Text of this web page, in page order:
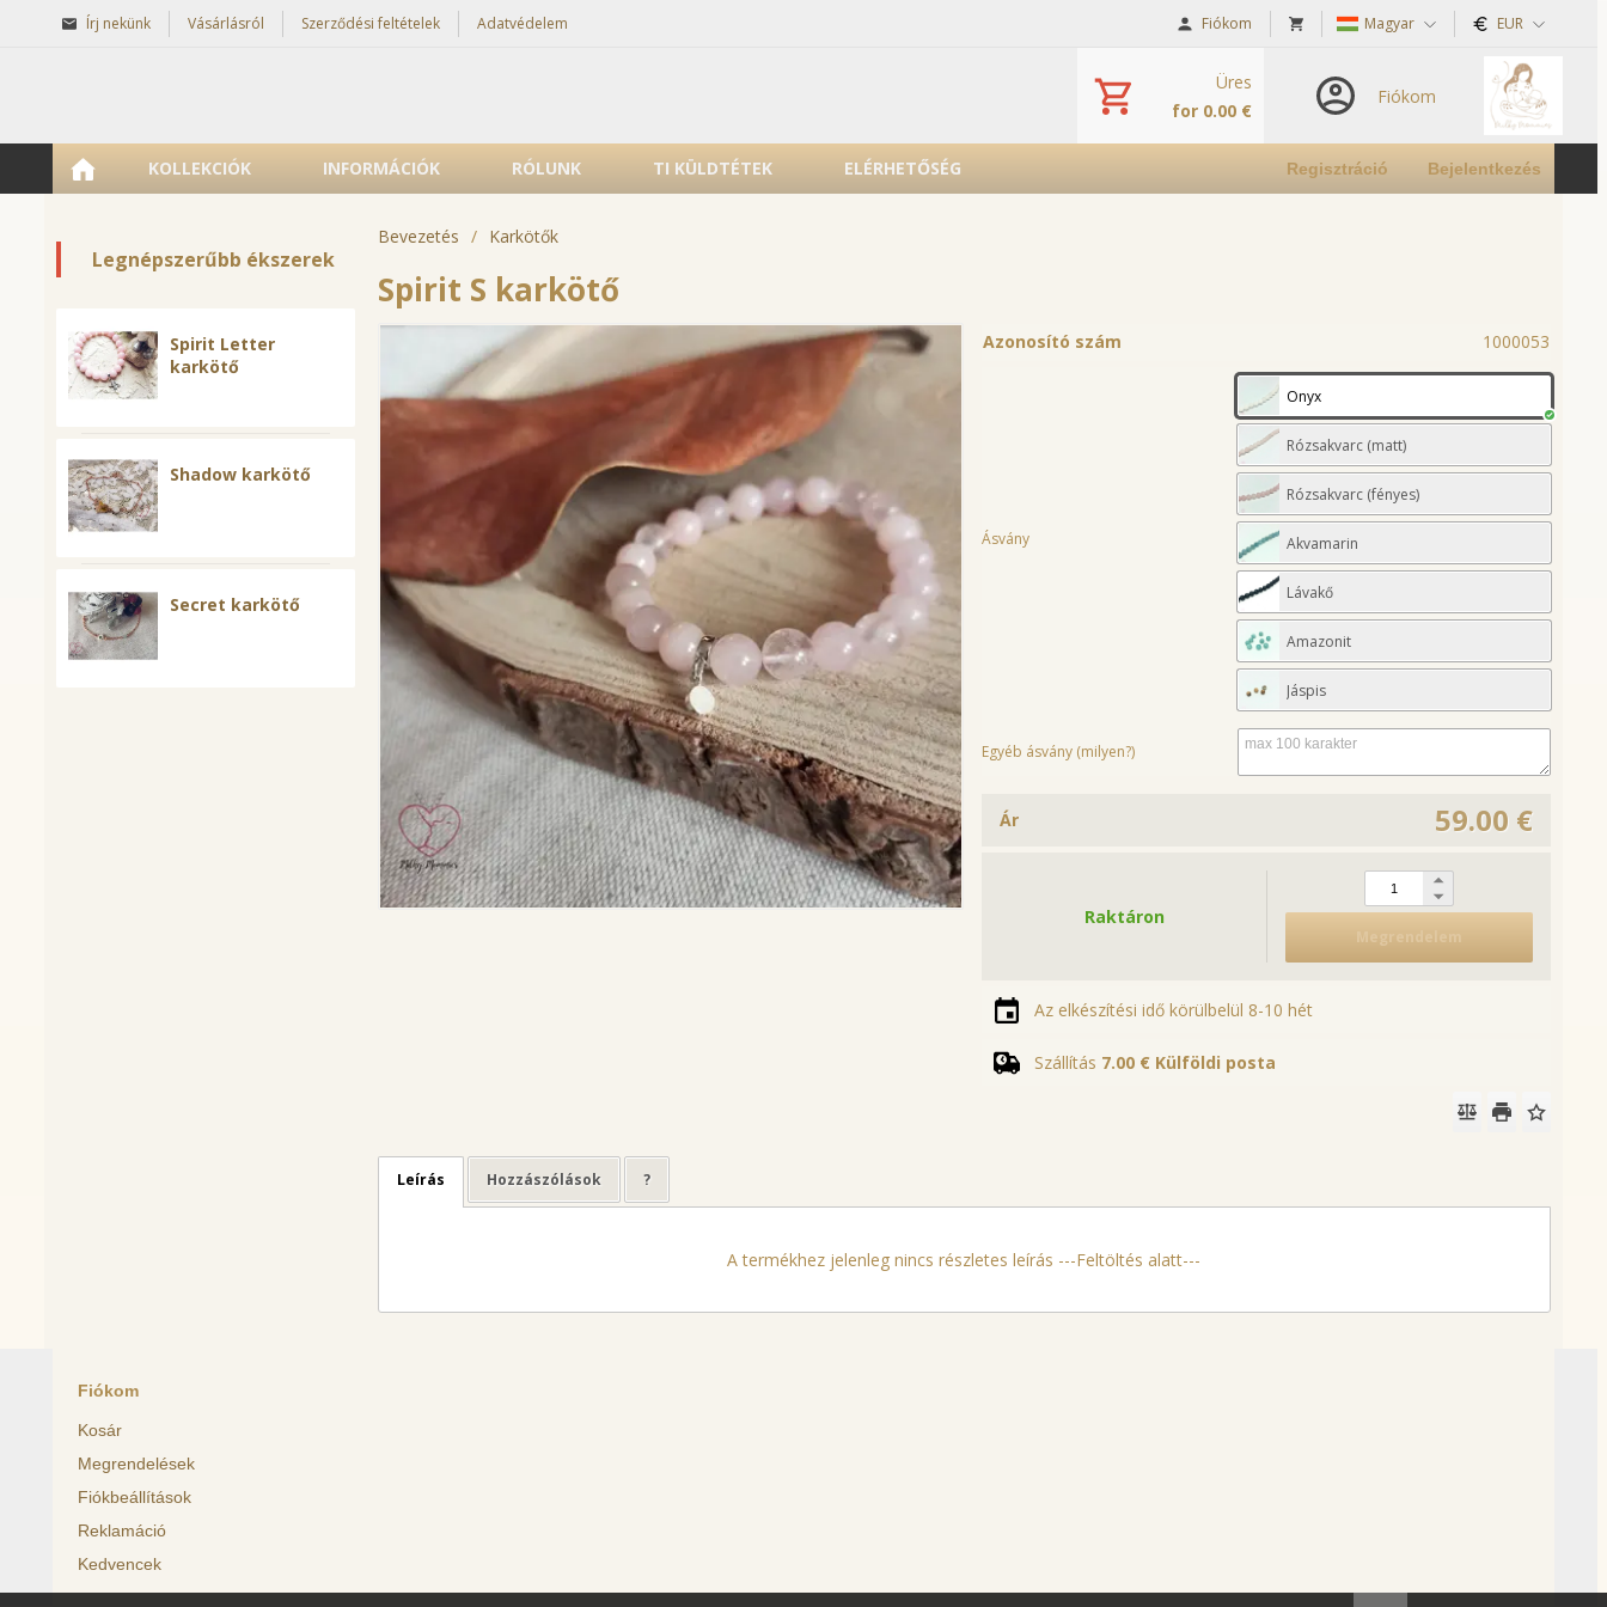
Írj nekünk Vásárlásról Szerződési feltételek Adatvédelem Fiókom Magyar EUR
Üres
for 0.00 €
Fiókom
Regisztráció Bejelentkezés
KOLLEKCIÓK INFORMÁCIÓK RÓLUNK TI KÜLDTÉTEK ELÉRHETŐSÉG
Legnépszerűbb ékszerek
Spirit Letter
karkötő
Shadow karkötő
Secret karkötő
Bevezetés / Karkötők
Spirit S karkötő
Azonosító szám 1000053
Ásvány
Onyx
Rózsakvarc (matt)
Rózsakvarc (fényes)
Akvamarin
Lávakő
Amazonit
Jáspis
Egyéb ásvány (milyen?)
59.00 €
Ár
Raktáron
Megrendelem
Az elkészítési idő körülbelül 8-10 hét
Szállítás 7.00 € Külföldi posta
Leírás Hozzászólások ?
A termékhez jelenleg nincs részletes leírás ---Feltöltés alatt---
Fiókom
Kosár
Megrendelések
Fiókbeállítások
Reklamáció
Kedvencek